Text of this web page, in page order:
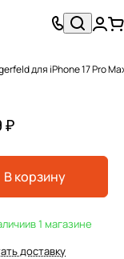
для iPhone 17 Pro
₽
В корзину
в 1 магазине
доставку